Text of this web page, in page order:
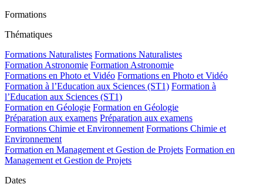
Formations
Thématiques
Formations Naturalistes Formations Naturalistes
Formation Astronomie Formation Astronomie
Formations en Photo et Vidéo Formations en Photo et Vidéo
Formation à l’Education aux Sciences (ST1) Formation à
l’Education aux Sciences (ST1)
Formation en Géologie Formation en Géologie
Préparation aux examens Préparation aux examens
Formations Chimie et Environnement Formations Chimie et
Environnement
Formation en Management et Gestion de Projets Formation en
Management et Gestion de Projets
Dates